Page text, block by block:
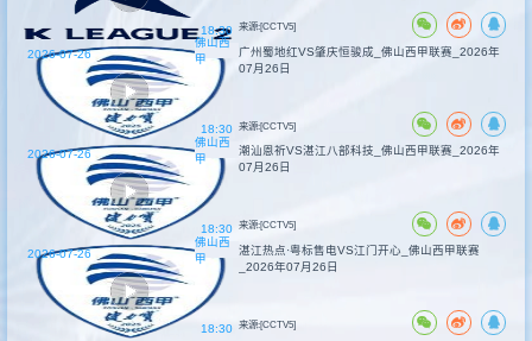
18:30 来源:[CCTV5]
佛山西
甲
18:30
2026-07-26
广州蜀地红VS肇庆恒骏成_佛山西甲联赛_2026年
07月26日
来源:[CCTV5]
佛山西
甲
18:30
2026-07-26
潮汕恩祈VS湛江八部科技_佛山西甲联赛_2026年
07月26日
来源:[CCTV5]
佛山西
甲
18:30
2026-07-26
湛江热点·粤标售电VS江门开心_佛山西甲联赛
_2026年07月26日
来源:[CCTV5]